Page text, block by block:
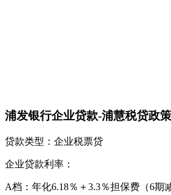
浦发银行企业贷款-浦慧税贷政策
贷款类型：企业税票贷
企业贷款利率：
A档：年化6.18％＋3.3％担保费（6期